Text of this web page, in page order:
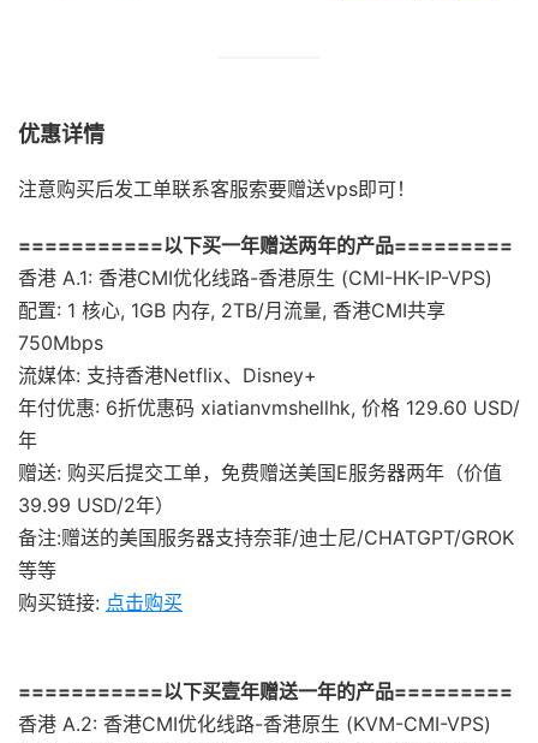
优惠详情
注意购买后发工单联系客服索要赠送vps即可！
===========以下买一年赠送两年的产品=========
香港 A.1: 香港CMI优化线路-香港原生 (CMI-HK-IP-VPS)
配置: 1 核心, 1GB 内存, 2TB/月流量, 香港CMI共享
750Mbps
流媒体: 支持香港Netflix、Disney+
年付优惠: 6折优惠码 xiatianvmshellhk, 价格 129.60 USD/
年
赠送: 购买后提交工单，免费赠送美国E服务器两年（价值
39.99 USD/2年）
备注:赠送的美国服务器支持奈菲/迪士尼/CHATGPT/GROK
等等
购买链接: 点击购买
===========以下买壹年赠送一年的产品=========
香港 A.2: 香港CMI优化线路-香港原生 (KVM-CMI-VPS)